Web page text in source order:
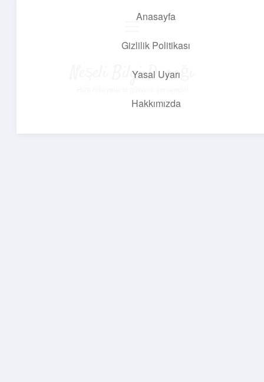
Anasayfa
Gizlilik Politikası
Yasal Uyarı
Hakkımızda
Neşeli Bilgi Durağı